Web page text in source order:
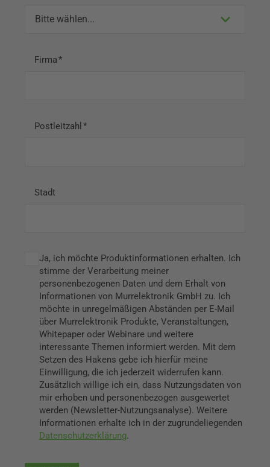
Firma
Postleitzahl
Stadt
Ja, ich möchte Produktinformationen erhalten. Ich
stimme der Verarbeitung meiner
personenbezogenen Daten und dem Erhalt von
Informationen von Murrelektronik GmbH zu. Ich
möchte in unregelmäßigen Abständen per E-Mail
über Murrelektronik Produkte, Veranstaltungen,
Whitepaper oder Webinare und weitere
interessante Themen informiert werden. Mit dem
Setzen des Hakens gebe ich hierfür meine
Einwilligung, die ich jederzeit widerrufen kann.
Zusätzlich willige ich ein, dass Nutzungsdaten von
mir erhoben und personenbezogen ausgewertet
werden (Newsletter-Nutzungsanalyse). Weitere
Informationen erhalte ich in der zugrundeliegenden
Datenschutzerklärung.